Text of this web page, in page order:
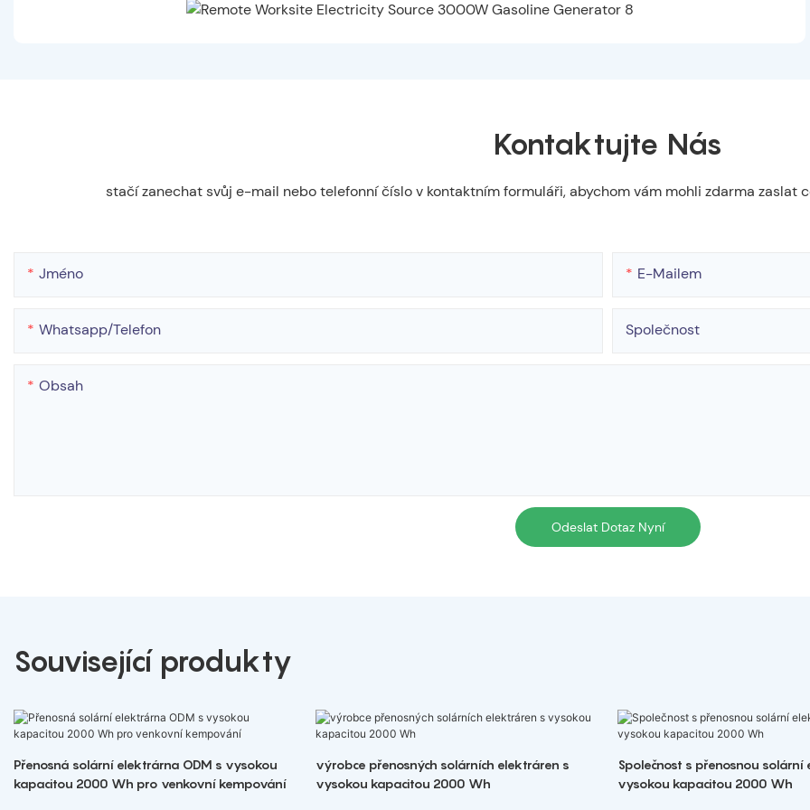
Kontaktujte Nás
stačí zanechat svůj e-mail nebo telefonní číslo v kontaktním formuláři, abychom vám mohli zdarma zaslat
Jméno E-Mailem
Whatsapp/telefon Společnost
Obsah
Odeslat Dotaz Nyní
Související produkty
Přenosná solární elektrárna ODM s vysokou
kapacitou 2000 Wh pro venkovní kempování
výrobce přenosných solárních elektráren s
vysokou kapacitou 2000 Wh
Společnost s přenosnou solární
vysokou kapacitou 2000 Wh